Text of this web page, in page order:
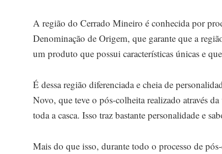
A região do Cerrado Mineiro é conhecida por
Denominação de Origem, que garante que a
um produto que possui características únicas e
É dessa região diferenciada e cheia de
Novo, que teve o pós-colheita realizado através
toda a casca. Isso traz bastante personalidade e
Mais do que isso, durante todo o processo de